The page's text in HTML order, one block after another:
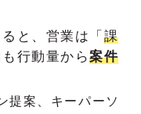
と、営業は「 課
も行動量から案件
提案、キーパーソ